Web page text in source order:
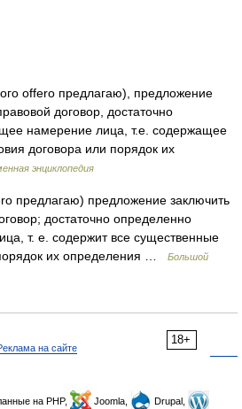
offero предлагаю), предложение
договор, достаточно
намерение лица, т.е. содержащее
договора или порядок их
энциклопедия
предлагаю) предложение заключить
достаточно определенно
т. е. содержит все существенные
их определения …
Большой
18+
на сайте
на PHP, Joomla,
Drupal,